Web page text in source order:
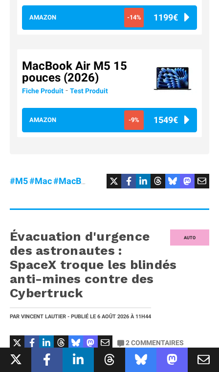
AMAZON -14% 1199€
MacBook Air M5 15
pouces (2026)
Fiche Produit - Test Produit
AMAZON -9% 1549€
#M5#Mac#MacBookAir #Promo
AUTO
Évacuation d'urgence
des astronautes :
SpaceX troque les blindés
anti-mines contre des
Cybertruck
PAR VINCENT LAUTIER - PUBLIÉ LE 6 AOÛT 2026 À 11H44
2COMMENTAIRES